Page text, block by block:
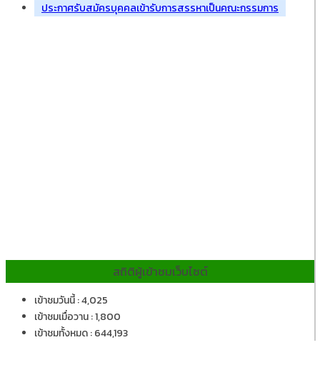
ประกาศรับสมัครบุคคลเข้ารับการสรรหาเป็นคณะกรรมการ
สถิติผู้เข้าชมเว็บไซต์
เข้าชมวันนี้ : 4,025
เข้าชมเมื่อวาน : 1,800
เข้าชมทั้งหมด : 644,193